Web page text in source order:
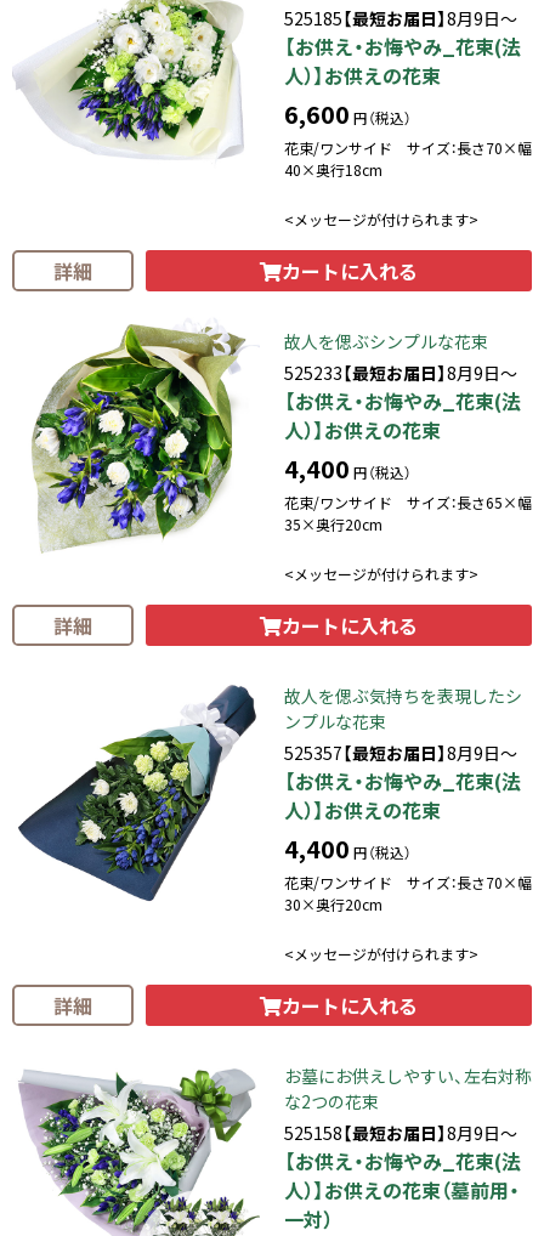
525185【最短お届日】8月9日～
【お供え・お悔やみ_花束(法
人）】お供えの花束
6,600 円（税込）
花束/ワンサイド サイズ：長さ70×幅
40×奥行18cm
<メッセージが付けられます>
詳細 カートに入れる
故人を偲ぶシンプルな花束
525233【最短お届日】8月9日～
【お供え・お悔やみ_花束(法
人）】お供えの花束
4,400 円（税込）
花束/ワンサイド サイズ：長さ65×幅
35×奥行20cm
<メッセージが付けられます>
詳細 カートに入れる
故人を偲ぶ気持ちを表現したシ
ンプルな花束
525357【最短お届日】8月9日～
【お供え・お悔やみ_花束(法
人）】お供えの花束
4,400 円（税込）
花束/ワンサイド サイズ：長さ70×幅
30×奥行20cm
<メッセージが付けられます>
詳細 カートに入れる
お墓にお供えしやすい、左右対称
な2つの花束
525158【最短お届日】8月9日～
【お供え・お悔やみ_花束(法
人）】お供えの花束（墓前用・
一対）